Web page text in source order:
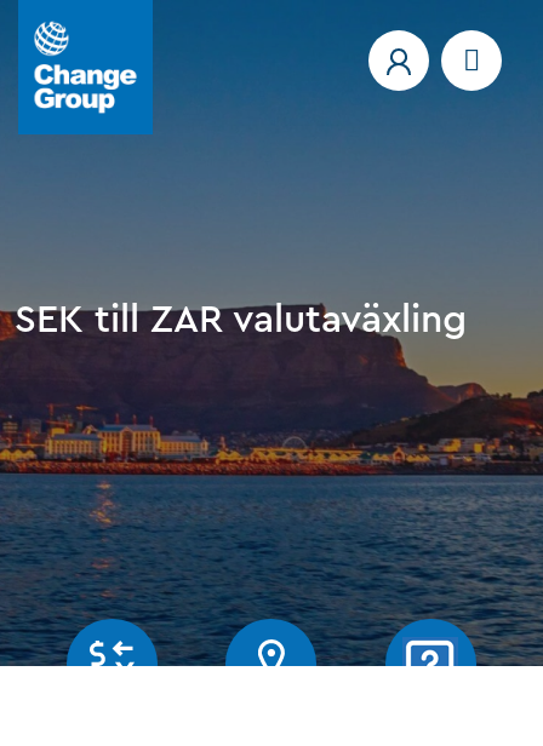
SEK till ZAR valutaväxling